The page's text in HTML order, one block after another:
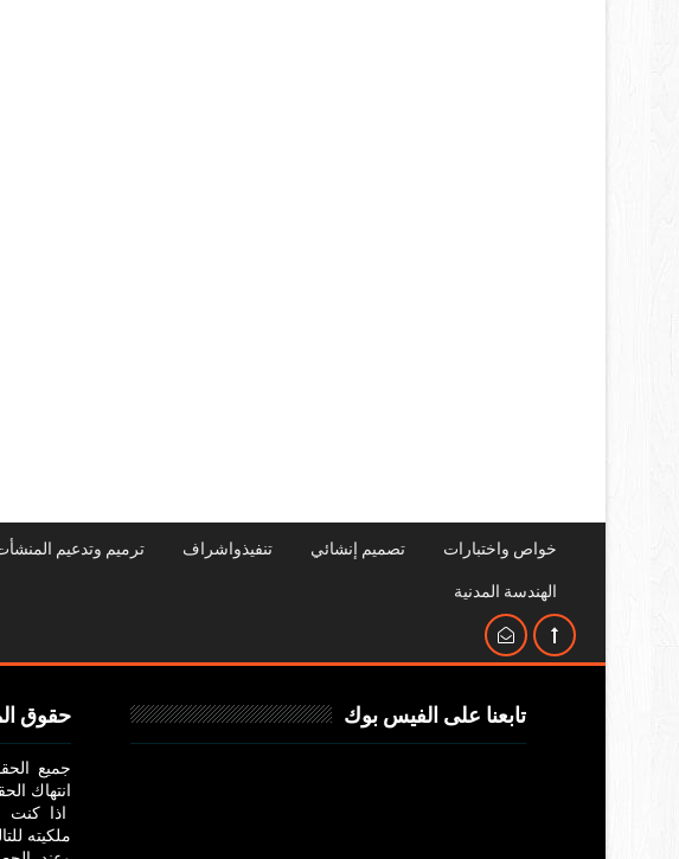
خواص واختبارات تصميم إنشائي تنفيذواشراف ترميم وتدعيم
الهندسة المدنية
حقوق
جميع
انتهاك
اذا
ملكيته
تابعنا على الفيس بوك